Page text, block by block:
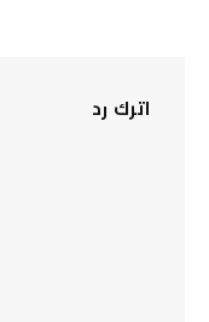
اترك رد